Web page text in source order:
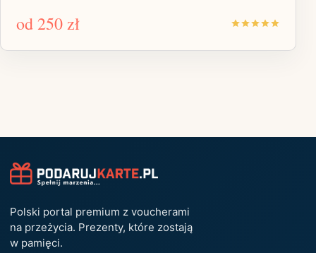
od 250 zł
Polski portal premium z voucherami
na przeżycia. Prezenty, które zostają
w pamięci.